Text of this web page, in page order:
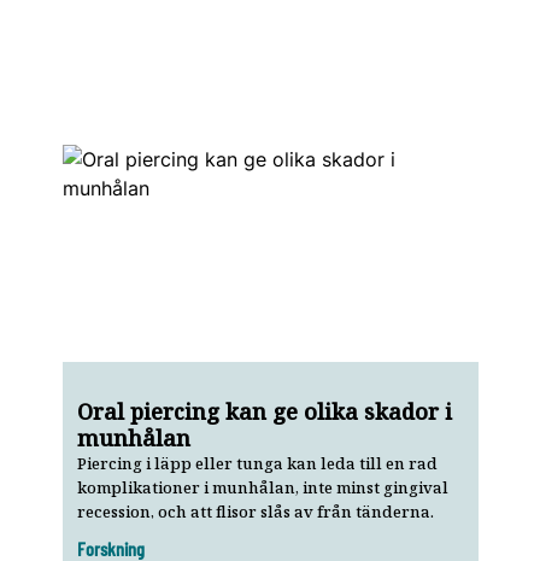
Oral piercing kan ge olika skador i
munhålan
Piercing i läpp eller tunga kan leda till en rad
komplikationer i munhålan, inte minst gingival
recession, och att flisor slås av från tänderna.
Forskning